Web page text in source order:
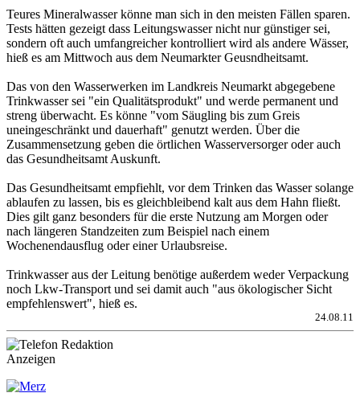
Teures Mineralwasser könne man sich in den meisten Fällen sparen.
Tests hätten gezeigt dass Leitungswasser nicht nur günstiger sei,
sondern oft auch umfangreicher kontrolliert wird als andere Wässer,
hieß es am Mittwoch aus dem Neumarkter Geusndheitsamt.
Das von den Wasserwerken im Landkreis Neumarkt abgegebene
Trinkwasser sei "ein Qualitätsprodukt" und werde permanent und
streng überwacht. Es könne "vom Säugling bis zum Greis
uneingeschränkt und dauerhaft" genutzt werden. Über die
Zusammensetzung geben die örtlichen Wasserversorger oder auch
das Gesundheitsamt Auskunft.
Das Gesundheitsamt empfiehlt, vor dem Trinken das Wasser solange
ablaufen zu lassen, bis es gleichbleibend kalt aus dem Hahn fließt.
Dies gilt ganz besonders für die erste Nutzung am Morgen oder
nach längeren Standzeiten zum Beispiel nach einem
Wochenendausflug oder einer Urlaubsreise.
Trinkwasser aus der Leitung benötige außerdem weder Verpackung
noch Lkw-Transport und sei damit auch "aus ökologischer Sicht
empfehlenswert", hieß es.
24.08.11
Anzeigen